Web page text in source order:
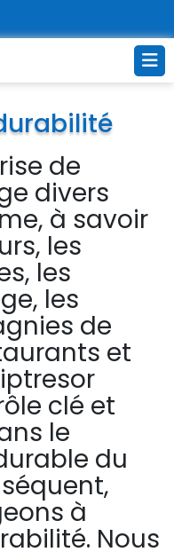
de
divers
à savoir
les
les
les
de
et
clé et
le
du
à
Nous